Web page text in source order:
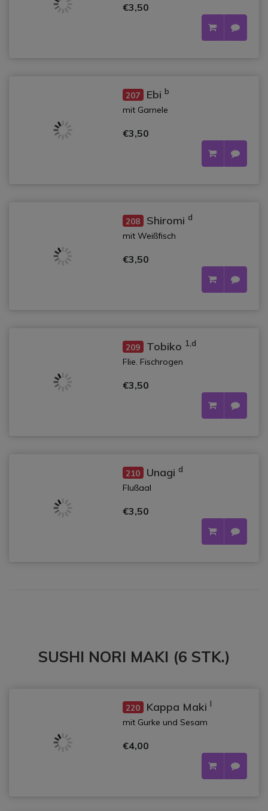
€3,50
207 Ebi b
mit Garnele
€3,50
208 Shiromi d
mit Weißfisch
€3,50
209 Tobiko 1,d
Flie. Fischrogen
€3,50
210 Unagi d
Flußaal
€3,50
SUSHI NORI MAKI (6 STK.)
220 Kappa Maki l
mit Gurke und Sesam
€4,00